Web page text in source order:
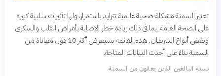
تعتبر السمنة مشكلة صحية عالمية تتزايد باستمرار، ولها تأثيرات سلبية كبيرة
على الصحة العامة، بما في ذلك زيادة خطر الإصابة بأمراض القلب والسكري
وبعض أنواع السرطان. هذه القائمة تستعرض أكثر 10 دول معاناة من
السمنة بناءً على أحدث البيانات المتاحة.
نسبة البالغين الذين يعانون من السمنة